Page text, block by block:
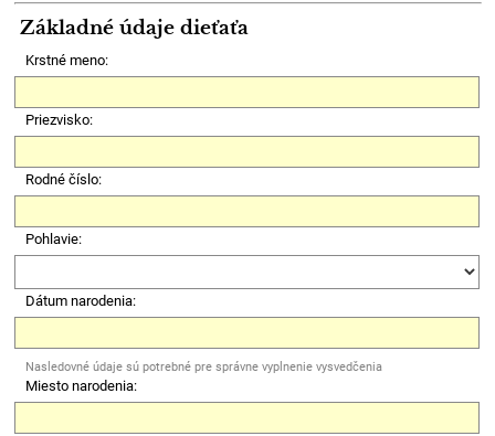
Základné údaje dieťaťa
Krstné meno:
Priezvisko:
Rodné číslo:
Pohlavie:
Dátum narodenia:
Nasledovné údaje sú potrebné pre správne vyplnenie vysvedčenia
Miesto narodenia: